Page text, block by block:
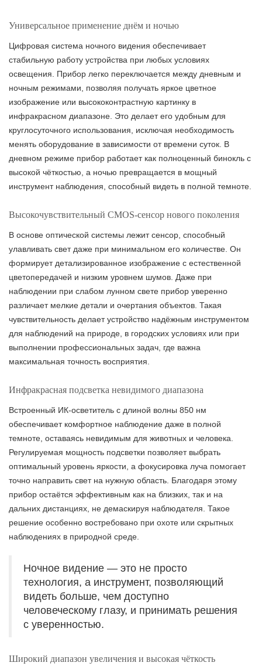
Универсальное применение днём и ночью
Цифровая система ночного видения обеспечивает
стабильную работу устройства при любых условиях
освещения. Прибор легко переключается между дневным и
ночным режимами, позволяя получать яркое цветное
изображение или высококонтрастную картинку в
инфракрасном диапазоне. Это делает его удобным для
круглосуточного использования, исключая необходимость
менять оборудование в зависимости от времени суток. В
дневном режиме прибор работает как полноценный бинокль с
высокой чёткостью, а ночью превращается в мощный
инструмент наблюдения, способный видеть в полной темноте.
Высокочувствительный CMOS-сенсор нового поколения
В основе оптической системы лежит сенсор, способный
улавливать свет даже при минимальном его количестве. Он
формирует детализированное изображение с естественной
цветопередачей и низким уровнем шумов. Даже при
наблюдении при слабом лунном свете прибор уверенно
различает мелкие детали и очертания объектов. Такая
чувствительность делает устройство надёжным инструментом
для наблюдений на природе, в городских условиях или при
выполнении профессиональных задач, где важна
максимальная точность восприятия.
Инфракрасная подсветка невидимого диапазона
Встроенный ИК-осветитель с длиной волны 850 нм
обеспечивает комфортное наблюдение даже в полной
темноте, оставаясь невидимым для животных и человека.
Регулируемая мощность подсветки позволяет выбрать
оптимальный уровень яркости, а фокусировка луча помогает
точно направить свет на нужную область. Благодаря этому
прибор остаётся эффективным как на близких, так и на
дальних дистанциях, не демаскируя наблюдателя. Такое
решение особенно востребовано при охоте или скрытных
наблюдениях в природной среде.
Ночное видение — это не просто
технология, а инструмент, позволяющий
видеть больше, чем доступно
человеческому глазу, и принимать решения
с уверенностью.
Широкий диапазон увеличения и высокая чёткость